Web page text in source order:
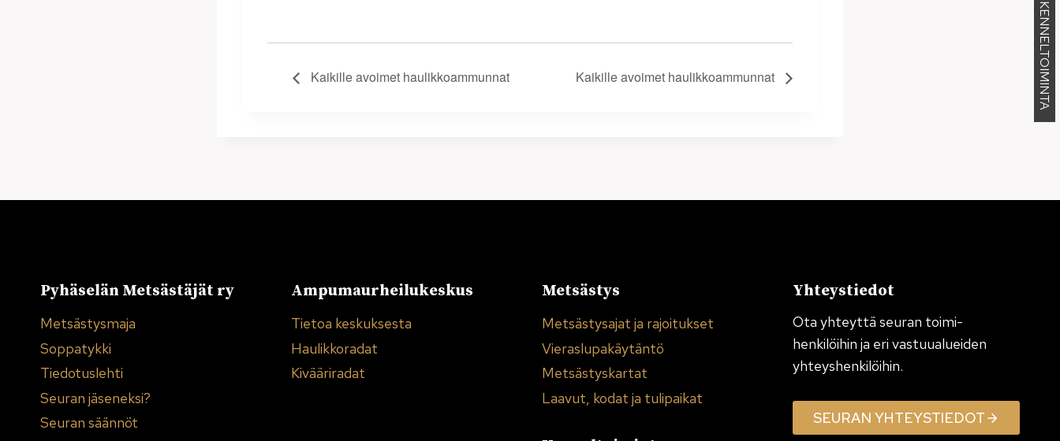
KENNELTOIMINTA
Kaikille avoimet haulikkoammunnat Kaikille avoimet haulikkoammunnat
Pyhäselän Metsästäjät ry
Metsästysmaja
Soppatykki
Tiedotuslehti
Seuran jäseneksi?
Seuran säännöt
Ampumaurheilukeskus
Tietoa keskuksesta
Haulikkoradat
Kivääriradat
Metsästys
Metsästysajat ja rajoitukset
Vieraslupakäytäntö
Metsästyskartat
Laavut, kodat ja tulipaikat
Yhteystiedot
Ota yhteyttä seuran toimi­
henkilöihin ja eri vastuualueiden
yhteyshenkilöihin.
SEURAN YHTEYSTIEDOT